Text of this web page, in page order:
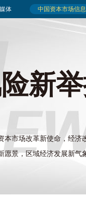
新
本市场改革新使命，经济
愿景，区域经济发展新气